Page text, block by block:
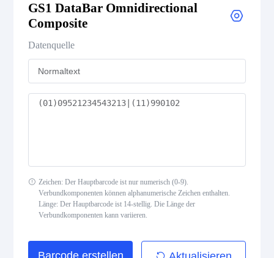
GS1 DataBar Expanded Composite
GS1 DataBar Expanded Stacked
GS1 DataBar Expanded Stacked Composite
GS1 DataBar Limited
GS1 DataBar Omnidirectional Composite
GS1 DataBar Stacked Composite
GS1 DataBar Omnidirectional
Composite
Datenquelle
Zeichen: Der Hauptbarcode ist nur numerisch (0-9).
Verbundkomponenten können alphanumerische Zeichen enthalten.
Länge: Der Hauptbarcode ist 14-stellig. Die Länge der
Verbundkomponenten kann variieren.